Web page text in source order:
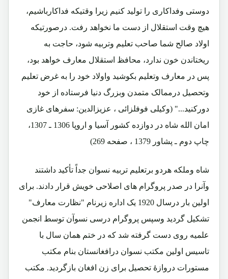
دوستی وفداکاری را تولید کنیم زیرا وقتیکه فداکارباشیم،
هیچ وقت استقلال از دست ما نخواهد رفت. درصورتیکه
اولاد صالح شما صاحب تعلیم وتربیه شود، حاجت به
ریختاندن خون ندارد، محافظ استقلال معارف خواهد بود،
پس در معارف وتعلیم بکوشید واولاد خود را به غرض تعلیم
وتحصیل درممالک متمدن وبزرگ دنیا فرستاده از خود
دورکنید..." (وکیلی فوفلزائی ، عزیزالدین: سفرهای غازی
امان الله شاه در دوازده کشور آسیا و اروپا 1306 ـ 1307،
چاپ دوم ـ پشاور 1379 ، صفحه 269)
شاه وملکه هردو برتعلیم تربیه نسوان جداً تأکید داشتند
وآنرا در صدر پروگرام های اصلاحی خویش قرار دادند. برای
اولین بار درسال 1920 یک اداره زیرنام "نظارت معارف"
تشکیل گردید وسپس پروگرام درسی نسوآن توسط انجمن
علمیه روی دست گرفته شد که در ختم همان سال با
تاسیس اولین مکتب نسوان درافغانستان بنام مکتب
مستورات دروازۀ تحصیل برای زن افغان بازگردید. مکتب